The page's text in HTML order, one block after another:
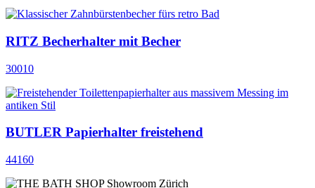
RITZ Becherhalter mit Becher
30010
BUTLER Papierhalter freistehend
44160